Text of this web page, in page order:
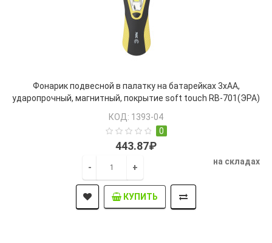
Фонарик подвесной в палатку на батарейках 3хАА,
ударопрочный, магнитный, покрытие soft touch RB-701(ЭРА)
КОД: 1393-04
0
443.87₽
- +
на складах
КУПИТЬ